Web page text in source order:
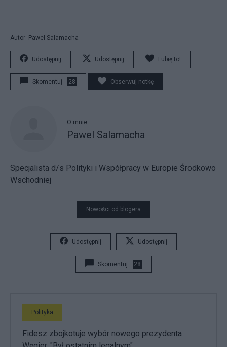
Autor: Pawel Salamacha
Udostępnij Udostępnij Lubię to!
Skomentuj 28 Obserwuj notkę
O mnie
Pawel Salamacha
Specjalista d/s Polityki i Współpracy w Europie Środkowo
Wschodniej
Nowości od blogera
Udostępnij Udostępnij
Skomentuj 28
Polityka
Fidesz zbojkotuje wybór nowego prezydenta